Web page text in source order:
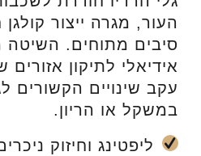
העור, מגרה ייצור
סיבים מתוחים. השיטה
אידיאלי לתיקון אזורים
עקב שינויים הקשורים
במשקל או הריון.
ליפטינג וחיזוק